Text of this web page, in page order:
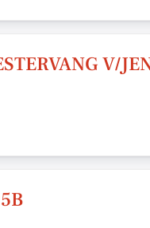
V/